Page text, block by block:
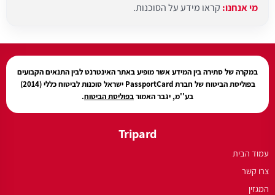
מי אנחנו: קראו מידע על הסוכנות.
במקרה של סתירה בין המידע אשר מופיע באתר האינטרנט לבין התנאים הקבועים
בפוליסת הביטוח של חברת PassportCard ישראל סוכנות לביטוח כללי (2014)
בע''מ, יגבר האמורבפוליסת הביטוח.
Tripard
עמוד הבית
צרו קשר
המגזין